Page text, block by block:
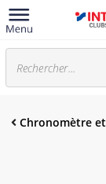
Chronomètre